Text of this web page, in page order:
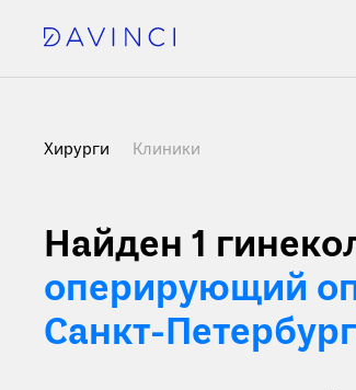
Хирурги Клиники
Найден 1
оперирующий
Санкт-